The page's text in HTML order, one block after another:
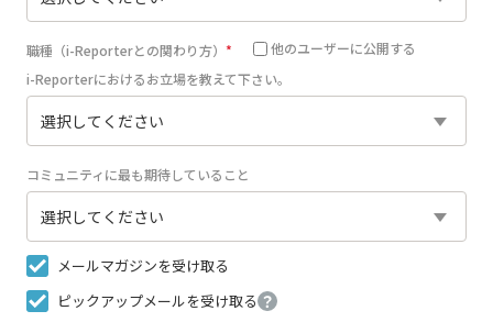
職種（i-Reporterとの関わり方）
他のユーザーに公開する
i-Reporterにおけるお立場を教えて下さい。
コミュニティに最も期待していること
メールマガジンを受け取る
ピックアップメールを受け取る ？